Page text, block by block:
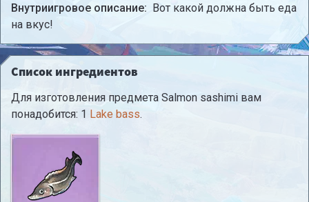
Внутриигровое описание: Вот какой должна быть еда
на вкус!
Список ингредиентов
Для изготовления предмета Salmon sashimi вам
понадобится: 1 Lake bass.